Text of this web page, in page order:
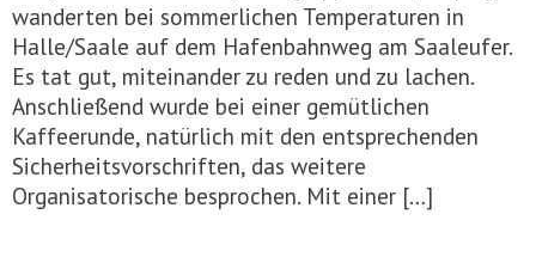
wanderten bei sommerlichen Temperaturen in
Halle/Saale auf dem Hafenbahnweg am Saaleufer.
Es tat gut, miteinander zu reden und zu lachen.
Anschließend wurde bei einer gemütlichen
Kaffeerunde, natürlich mit den entsprechenden
Sicherheitsvorschriften, das weitere
Organisatorische besprochen. Mit einer […]